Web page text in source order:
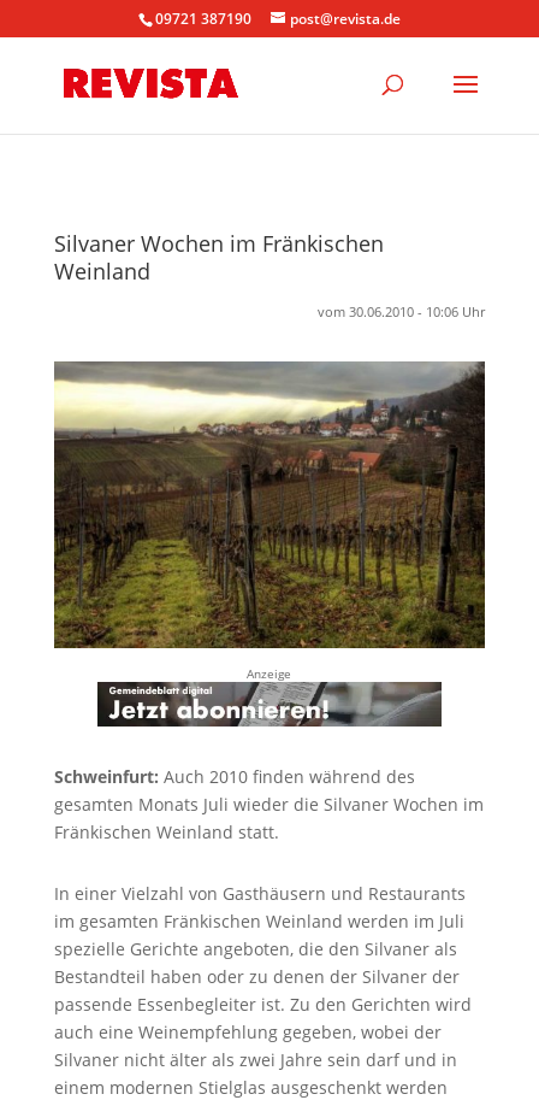
09721 387190 post@revista.de
Silvaner Wochen im Fränkischen
Weinland
vom 30.06.2010 - 10:06 Uhr
Anzeige
Schweinfurt: Auch 2010 finden während des
gesamten Monats Juli wieder die Silvaner Wochen im
Fränkischen Weinland statt.
In einer Vielzahl von Gasthäusern und Restaurants
im gesamten Fränkischen Weinland werden im Juli
spezielle Gerichte angeboten, die den Silvaner als
Bestandteil haben oder zu denen der Silvaner der
passende Essenbegleiter ist. Zu den Gerichten wird
auch eine Weinempfehlung gegeben, wobei der
Silvaner nicht älter als zwei Jahre sein darf und in
einem modernen Stielglas ausgeschenkt werden